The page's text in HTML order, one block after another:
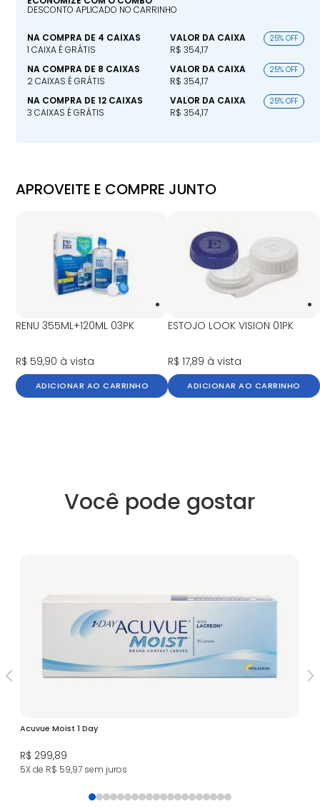
DESCONTO APLICADO NO CARRINHO
NA COMPRA DE 4 CAIXAS
1 CAIXA É GRÁTIS
VALOR DA CAIXA
R$ 354,17
25% OFF
NA COMPRA DE 8 CAIXAS
2 CAIXAS É GRÁTIS
VALOR DA CAIXA
R$ 354,17
25% OFF
NA COMPRA DE 12 CAIXAS
3 CAIXAS É GRÁTIS
VALOR DA CAIXA
R$ 354,17
25% OFF
APROVEITE E COMPRE JUNTO
RENU 355ML+120ML 03PK
R$ 59,90 à vista
ADICIONAR AO CARRINHO
ESTOJO LOOK VISION 01PK
R$ 17,89 à vista
ADICIONAR AO CARRINHO
Você pode gostar
Acuvue Moist 1 Day
R$ 299,89
5X de R$ 59,97 sem juros